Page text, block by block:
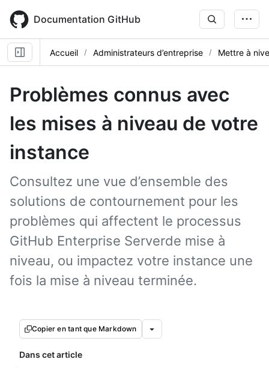
main
content
Documentation GitHub
Accueil Administrateurs d’entreprise Mettre à
Problèmes connus avec
les mises à niveau de votre
instance
Consultez une vue d’ensemble des
solutions de contournement pour les
problèmes qui affectent le processus
GitHub Enterprise Serverde mise à
niveau, ou impactez votre instance une
fois la mise à niveau terminée.
Copier en tant que Markdown
Dans cet article